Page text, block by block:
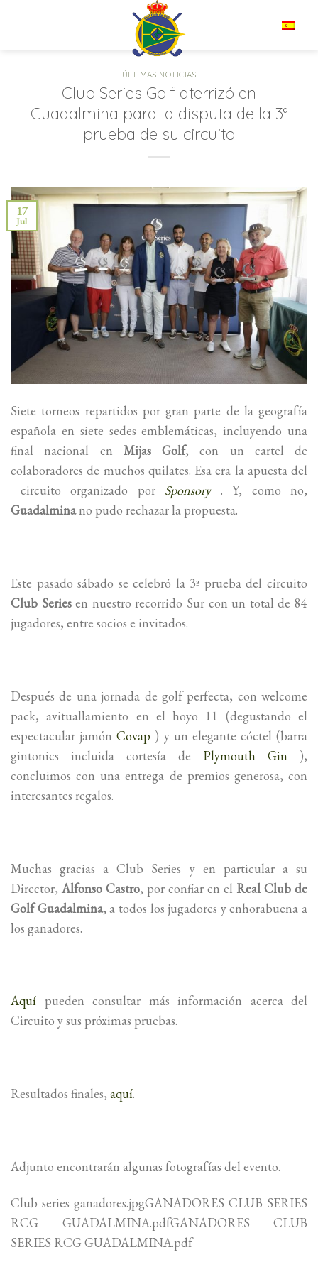
ÚLTIMAS NOTICIAS
Club Series Golf aterrizó en
Guadalmina para la disputa de la 3ª
prueba de su circuito
17
Jul
Siete torneos repartidos por gran parte de la geografía
española en siete sedes emblemáticas, incluyendo una
final nacional en Mijas Golf, con un cartel de
colaboradores de muchos quilates. Esa era la apuesta del
circuito organizado por Sponsory
. Y, como no,
Guadalminano pudo rechazar la propuesta.
Este pasado sábado se celebró la 3ª prueba del circuito
Club Seriesen nuestro recorrido Sur con un total de 84
jugadores, entre socios e invitados.
Después de una jornada de golf perfecta, con welcome
pack, avituallamiento en el hoyo 11 (degustando el
espectacular jamónCovap ) y un elegante cóctel (barra
gintonics incluida cortesía de Plymouth Gin ),
concluimos con una entrega de premios generosa, con
interesantes regalos.
Muchas gracias a Club Series y en particular a su
Director, Alfonso Castro, por confiar en el Real Club de
Golf Guadalmina, a todos los jugadores y enhorabuena a
los ganadores.
Aquí pueden consultar más información acerca del
Circuito y sus próximas pruebas.
Resultados finales, aquí.
Adjunto encontrarán algunas fotografías del evento.
Club series ganadores.jpgGANADORES CLUB SERIES
RCG GUADALMINA.pdfGANADORES CLUB
SERIES RCG GUADALMINA.pdf